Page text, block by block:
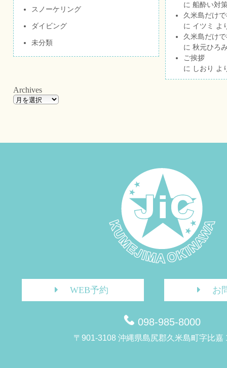
スノーケリング
ダイビング
未分類
に 船酔い対
久米島だけ
に イツミ
よ
久米島だけ
に 秋元ひろ
ご挨拶
に しおり よ
Archives
WEB予約 お
098-985-8000
〒901-3108 沖縄県島尻郡久米島町字比嘉